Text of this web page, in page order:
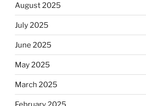
August 2025
July 2025
June 2025
May 2025
March 2025